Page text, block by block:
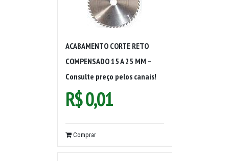
ACABAMENTO CORTE RETO
COMPENSADO 15 A 25 MM –
Consulte preço pelos canais!
R$0,01
Comprar